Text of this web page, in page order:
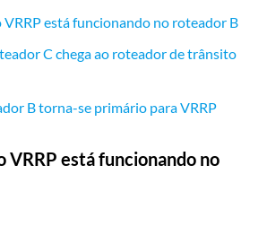
VRRP está funcionando no roteador B
C chega ao roteador de trânsito
B torna-se primário para VRRP
VRRP está funcionando no